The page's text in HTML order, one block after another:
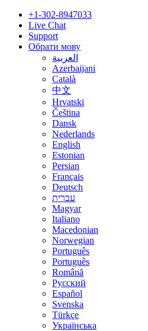
+1-302-8947033
Live Chat
Support
Обрати мову
العربية
Azerbaijani
Català
中文
Hrvatski
Čeština
Dansk
Nederlands
English
Estonian
Persian
Français
Deutsch
עברית
Magyar
Italiano
Macedonian
Norwegian
Português
Português
Română
Русский
Español
Svenska
Türkçe
Українська